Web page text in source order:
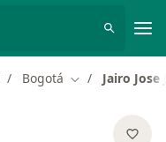
Bogotá Cambiar de
Jairo